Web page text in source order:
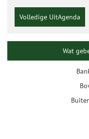
Volledige UitAgenda
Wat